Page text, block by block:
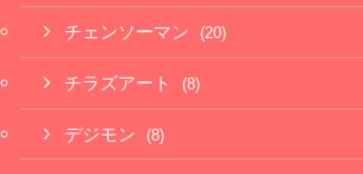
チェンソーマン (20)
チラズアート (8)
デジモン (8)